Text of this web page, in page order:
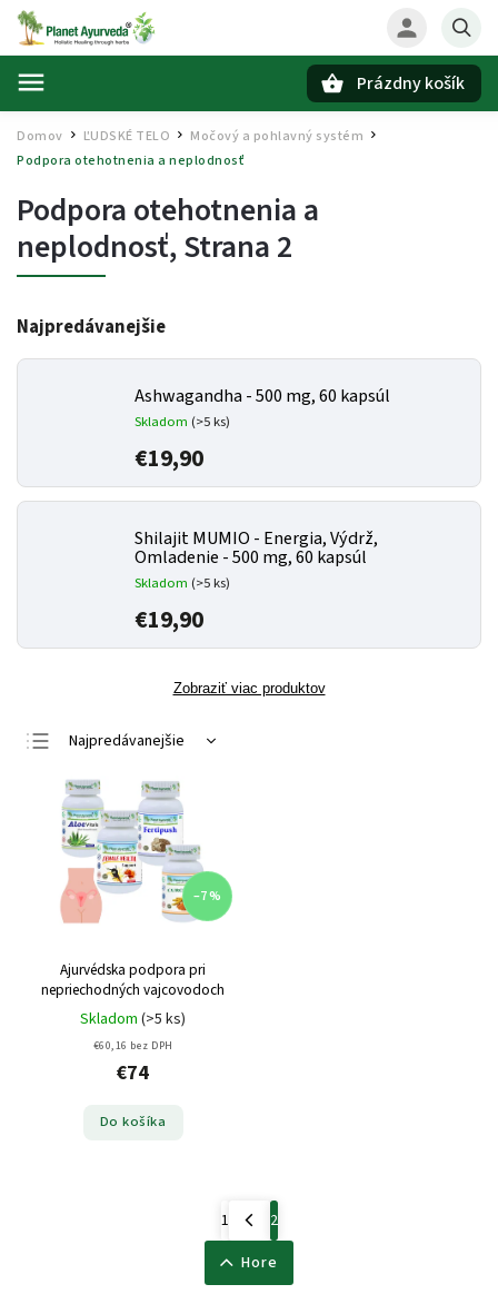
Prázdny košík
Domov ĽUDSKÉ TELO / Močový a pohlavný systém /
Podpora otehotnenia a neplodnosť
Podpora otehotnenia a
neplodnosť, Strana 2
Najpredávanejšie
Ashwagandha - 500 mg, 60 kapsúl
Skladom (>5 ks)
€19,90
Shilajit MUMIO - Energia, Výdrž,
Omladenie - 500 mg, 60 kapsúl
Skladom (>5 ks)
€19,90
Zobraziť viac produktov
Najpredávanejšie
Najlacnejšie
Najdrahšie
Abecedne
–7 %
Ajurvédska podpora pri
nepriechodných vajcovodoch
Skladom (>5 ks)
€60,16 bez DPH
€74
Do košíka
1
2
Hore